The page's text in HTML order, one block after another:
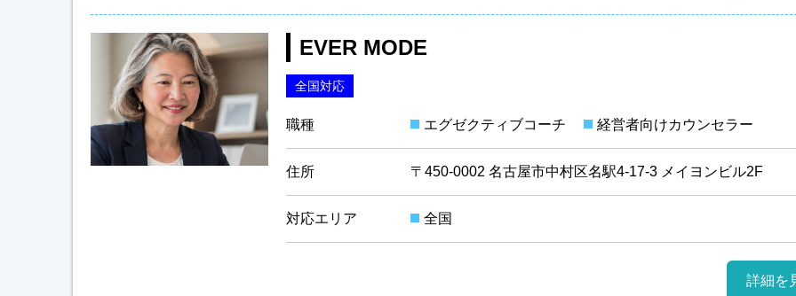
EVER MODE
全国対応
職種 エグゼクティブコーチ 経営者向けカウンセラー
住所 〒450-0002 名古屋市中村区名駅4-17-3 メイヨンビル2F
対応エリア 全国
詳細を